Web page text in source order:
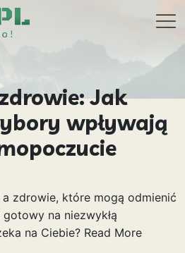
Jak
wpływają
zdrowie, które mogą odmienić
na niezwykłą
na Ciebie? Read More